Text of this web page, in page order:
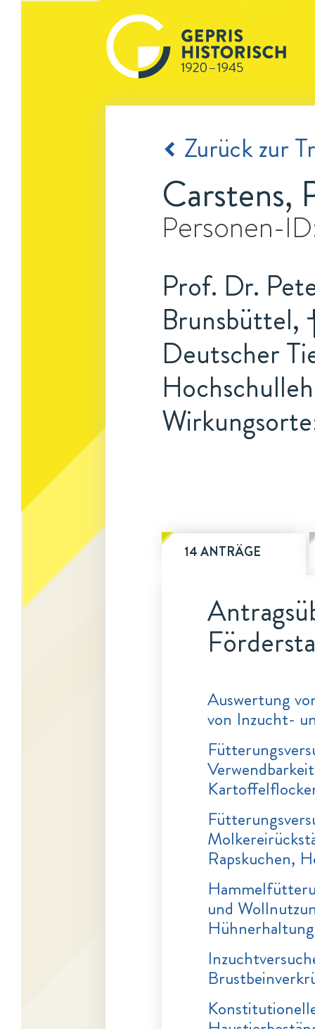
Zurück zur
Carstens,
Personen-
Prof. Dr.
Brunsbüttel,
Deutscher
14 ANTRÄGE
Auswertung
von Inzucht-
Rapskuchen,
und
Hühnerhaltung